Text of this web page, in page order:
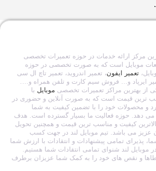
مرکز ارائه خدمات در حوزه تعمیرات تخصصی
موبایل است که به صورت تخصصی در حوزه
تعمیر ایفون، تعمیر اندروید، تعمیر تاچ ال سی
ایرپاد و… فروش سیم کارت و تلفن همراه و….
از بهترین مراکز تعمیرات تخصصی موبایل با
ترین قیمت است که به صورت آنلاین و حضوری در
و محصولات خود را با تضمین کیفیت به شما
می دهد. حوزه فعالیت ما بسیار گسترده است. هدف
کیفیت و مناسب ترین قیمت و همچنین تحویل
عزیز می باشد. تیم موبایل لند در جهت کسب
پذیرای تمامی پیشنهادات و انتقادات با ارزش شما
موبایل لند شنوای تمامی انتقادات شما هستیم.
و نقص های خود را به کمک شما عزیزان برطرف